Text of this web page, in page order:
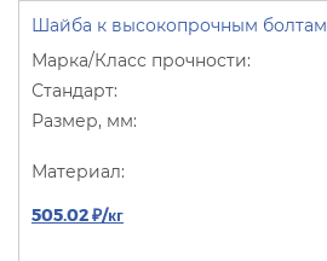
Шайба к высокопрочным болтам
505.02 ₽/кг